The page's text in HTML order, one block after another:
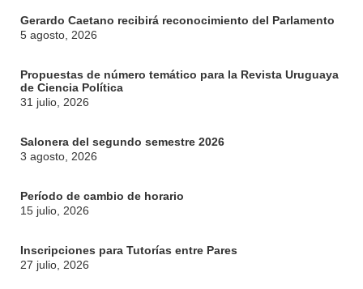
CONTACTO
Gerardo Caetano recibirá reconocimiento del Parlamento
5 agosto, 2026
Propuestas de número temático para la Revista Uruguaya
de Ciencia Política
31 julio, 2026
Salonera del segundo semestre 2026
3 agosto, 2026
Período de cambio de horario
15 julio, 2026
Inscripciones para Tutorías entre Pares
27 julio, 2026